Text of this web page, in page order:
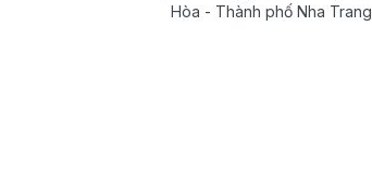
Hòa - Thành phố Nha Trang